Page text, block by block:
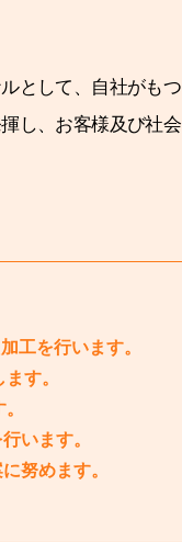
として、自社がもつ
し、お客様及び社会
工を行います。
す。
います。
努めます。